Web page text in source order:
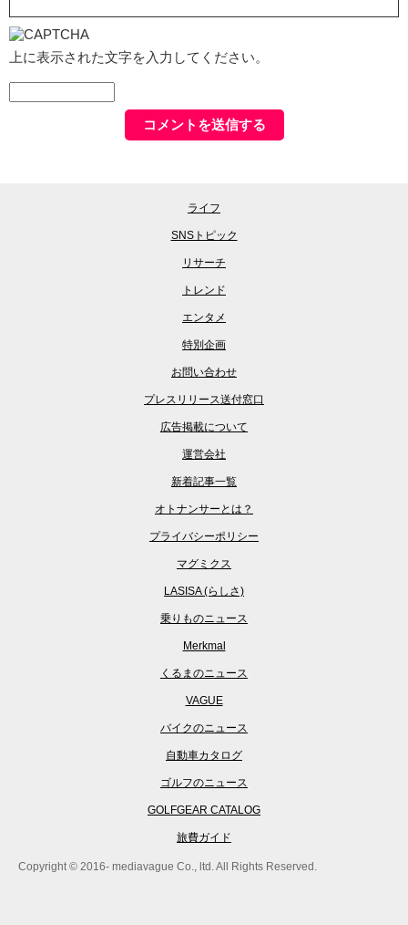
上に表示された文字を入力してください。
ライフ
SNSトピック
リサーチ
トレンド
エンタメ
特別企画
お問い合わせ
プレスリリース送付窓口
広告掲載について
運営会社
新着記事一覧
オトナンサーとは？
プライバシーポリシー
マグミクス
LASISA (らしさ)
乗りものニュース
Merkmal
くるまのニュース
VAGUE
バイクのニュース
自動車カタログ
ゴルフのニュース
GOLFGEAR CATALOG
旅費ガイド
Copyright © 2016- mediavague Co., ltd. All Rights Reserved.